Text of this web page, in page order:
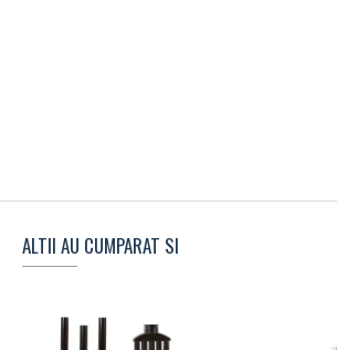
ALTII AU CUMPARAT SI